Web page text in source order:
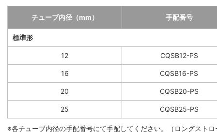
チューブ内径（mm） 手配番号
標準形
12 CQSB12-PS
16 CQSB16-PS
20 CQSB20-PS
25 CQSB25-PS
※各チューブ内径の手配番号にて手配してください。（ロングスト